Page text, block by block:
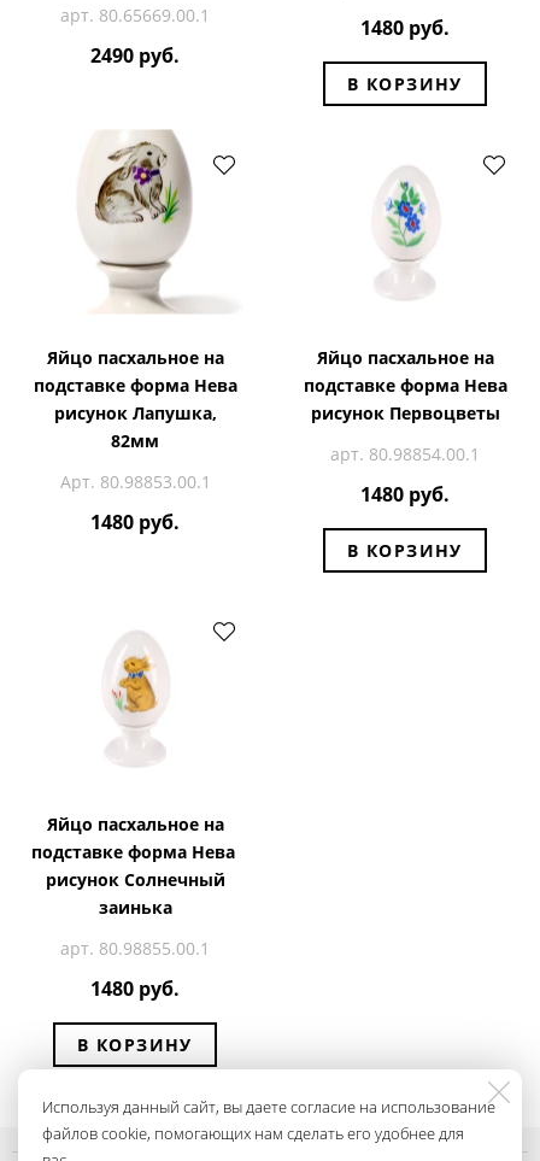
арт. 80.65669.00.1
2490 руб.
1480 руб.
В КОРЗИНУ
Яйцо пасхальное на
подставке форма Нева
рисунок Лапушка,
82мм
Арт. 80.98853.00.1
1480 руб.
Яйцо пасхальное на
подставке форма Нева
рисунок Первоцветы
арт. 80.98854.00.1
1480 руб.
В КОРЗИНУ
Яйцо пасхальное на
подставке форма Нева
рисунок Солнечный
заинька
арт. 80.98855.00.1
1480 руб.
В КОРЗИНУ
Используя данный сайт, вы даете согласие на использование
файлов cookie, помогающих нам сделать его удобнее для